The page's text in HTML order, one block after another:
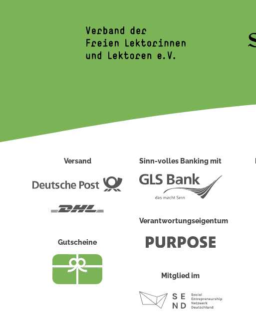
Versand
Deutsche
Gutscheine
Sinn-volles Banking mit
Verantwortungseigentum
Mitglied im